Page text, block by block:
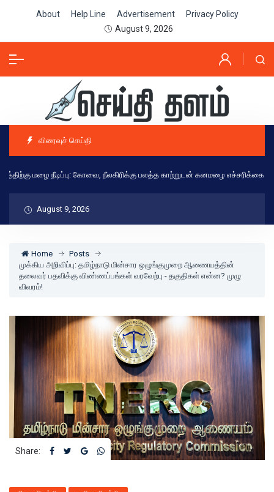
About Help Line Advertisement
Privacy Policy
August 9, 2026
விரைவுச் செய்தி
மழை நீடிப்பு: கோவை, நீலகிரிக்கு பலத்த காற்றுடன் கனமழை எச்சரிக்கை -
August 9, 2026
Home
Posts
முக்கிய அறிவிப்பு: தமிழ்நாடு மின்சார ஒழுங்குமுறை ஆணையத்தின்
தலைவர் பதவிக்கு விண்ணப்பங்கள் வரவேற்பு - தகுதிகள் என்ன? முழு
விவரம்!
Share: